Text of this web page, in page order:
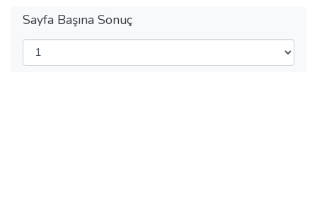
Sayfa Başına Sonuç